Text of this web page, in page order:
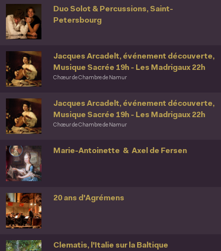
Duo Solot & Percussions, Saint-
Petersbourg
Chœur de Chambre de Namur
Jacques Arcadelt, événement découverte,
Musique Sacrée 19h - Les Madrigaux 22h
Chœur de Chambre de Namur
Jacques Arcadelt, événement découverte,
Musique Sacrée 19h - Les Madrigaux 22h
Marie-Antoinette & Axel de Fersen
20 ans d'Agrémens
Clematis, l'Italie sur la Baltique